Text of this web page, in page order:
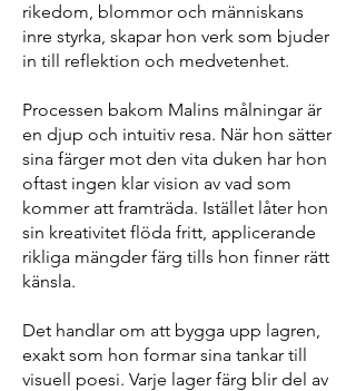
rikedom, blommor och människans
inre styrka, skapar hon verk som bjuder
in till reflektion och medvetenhet.
Processen bakom Malins målningar är
en djup och intuitiv resa. När hon sätter
sina färger mot den vita duken har hon
oftast ingen klar vision av vad som
kommer att framträda. Istället låter hon
sin kreativitet flöda fritt, applicerande
rikliga mängder färg tills hon finner rätt
känsla.
Det handlar om att bygga upp lagren,
exakt som hon formar sina tankar till
visuell poesi. Varje lager färg blir del av